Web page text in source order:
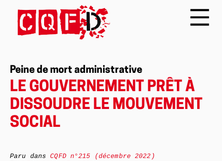
Peine de mort administrative
LE GOUVERNEMENT PRÊT À
DISSOUDRE LE MOUVEMENT
SOCIAL
Paru dansCQFDn°215 (décembre 2022)